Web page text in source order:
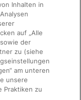
Inhalten in
auf „Alle
der
zu (siehe
am unteren
unsere
Praktiken zu